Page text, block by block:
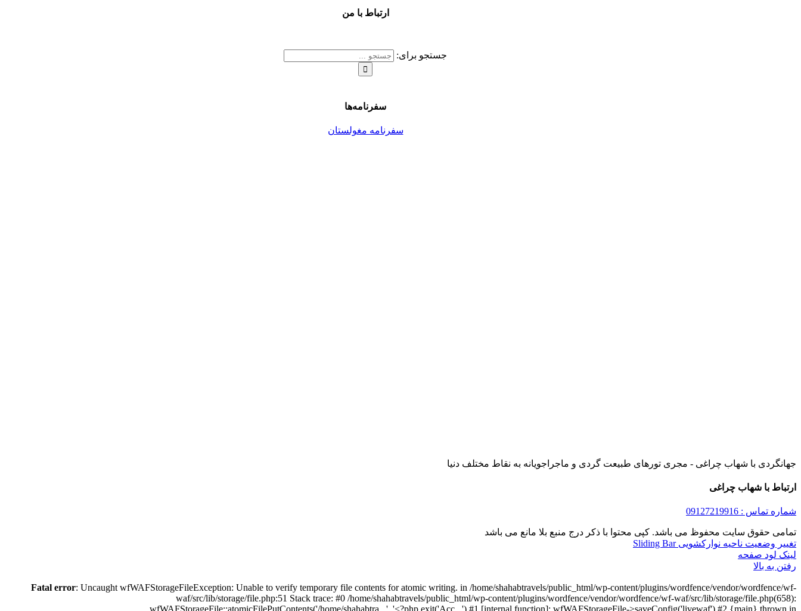
ارتباط با من
جستجو برای:
سفرنامه‌ها
سفرنامه مغولستان
جهانگردی با شهاب چراغی - مجری تورهای طبیعت گردی و ماجراجویانه به نقاط مختلف دنیا
ارتباط با شهاب چراغی
شماره تماس : 09127219916
تمامی حقوق سایت محفوظ می باشد. کپی محتوا با ذکر درج منبع بلا مانع می باشد
تغییر وضعیت ناحیه نوارکشویی Sliding Bar
لینک لود صفحه
رفتن به بالا
Fatal error: Uncaught wfWAFStorageFileException: Unable to verify temporary file contents for atomic writing. in /home/shahabtravels/public_html/wp-content/plugins/wordfence/vendor/wordfence/wf-
waf/src/lib/storage/file.php:51 Stack trace: #0 /home/shahabtravels/public_html/wp-content/plugins/wordfence/vendor/wordfence/wf-waf/src/lib/storage/file.php(658):
wfWAFStorageFile::atomicFilePutContents('/home/shahabtra...', '<?php exit('Acc...') #1 [internal function]: wfWAFStorageFile->saveConfig('livewaf') #2 {main} thrown in